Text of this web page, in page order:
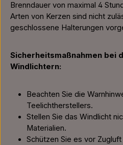
Brenndauer von maximal 4
Arten von Kerzen sind nicht
geschlossene Halterungen
Sicherheitsmaßnahmen bei
Windlichtern:
Beachten Sie die
Teelichtherstellers.
Stellen Sie das Windlicht
Materialien.
Schützen Sie es vor